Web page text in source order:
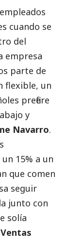
cuando se
del
empresa
parte de
flexible, un
prefiere
y
Navarro.
15% a un
que comen
seguir
junto con
solía